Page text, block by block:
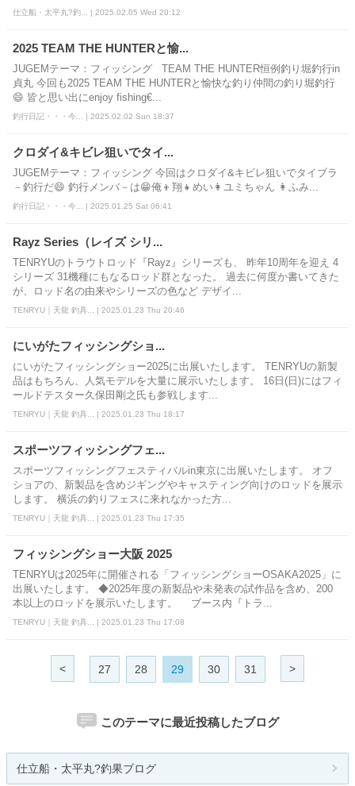
仕立船・太平丸?釣... | 2025.02.05 Wed 20:12
2025 TEAM THE HUNTERと愉...
JUGEMテーマ：フィッシング TEAM THE HUNTER恒例釣り堀釣行in
貞丸 今回も2025 TEAM THE HUNTERと愉快な釣り仲間の釣り堀釣行
😄 皆と思い出にenjoy fishing€...
釣行日記・・・今... | 2025.02.02 Sun 18:37
クロダイ&キビレ狙いでタイ...
JUGEMテーマ：フィッシング 今回はクロダイ&キビレ狙いでタイブラ
－釣行だ😄 釣行メンバ－は😁俺👦翔👧めい👩ユミちゃん 👩ふみ...
釣行日記・・・今... | 2025.01.25 Sat 06:41
Rayz Series（レイズ シリ...
TENRYUのトラウトロッド『Rayz』シリーズも、 昨年10周年を迎え 4
シリーズ 31機種にもなるロッド群となった。 過去に何度か書いてきた
が、ロッド名の由来やシリーズの色など デザイ...
TENRYU｜天龍 釣具... | 2025.01.23 Thu 20:46
にいがたフィッシングショ...
にいがたフィッシングショー2025に出展いたします。 TENRYUの新製
品はもちろん、人気モデルを大量に展示いたします。 16日(日)にはフィ
ールドテスター久保田剛之氏も参戦します...
TENRYU｜天龍 釣具... | 2025.01.23 Thu 18:17
スポーツフィッシングフェ...
スポーツフィッシングフェスティバルin東京に出展いたします。 オフ
ショアの、新製品を含めジギングやキャスティング向けのロッドを展示
します。 横浜の釣りフェスに来れなかった方...
TENRYU｜天龍 釣具... | 2025.01.23 Thu 17:35
フィッシングショー大阪 2025
TENRYUは2025年に開催される「フィッシングショーOSAKA2025」に
出展いたします。 ◆2025年度の新製品や未発表の試作品を含め、200
本以上のロッドを展示いたします。 ブース内『トラ...
TENRYU｜天龍 釣具... | 2025.01.23 Thu 17:08
< 27 28 29 30 31 >
このテーマに最近投稿したブログ
仕立船・太平丸?釣果ブログ